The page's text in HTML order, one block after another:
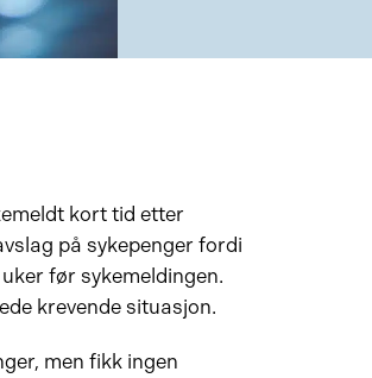
kort tid etter
på sykepenger fordi
før sykemeldingen.
krevende situasjon.
men fikk ingen